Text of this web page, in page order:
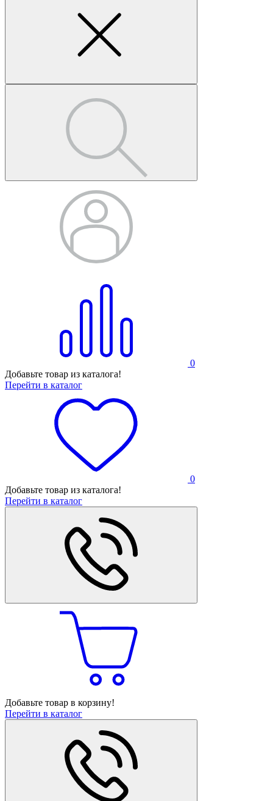
0
Добавьте товар из каталога!
Перейти в каталог
0
Добавьте товар из каталога!
Перейти в каталог
Добавьте товар в корзину!
Перейти в каталог